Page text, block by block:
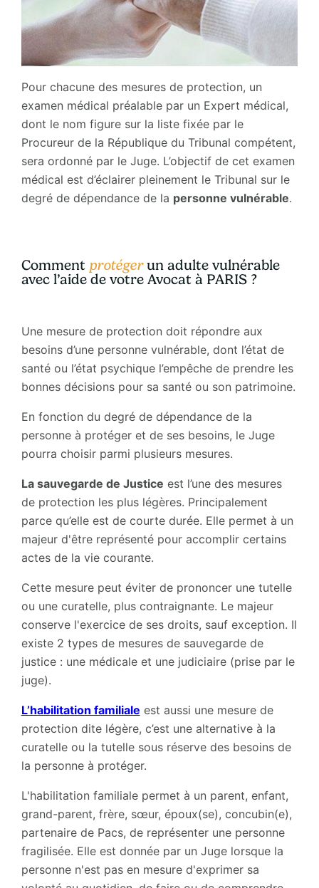
Pour chacune des mesures de protection, un
examen médical préalable par un Expert médical,
dont le nom figure sur la liste fixée par le
Procureur de la République du Tribunal compétent,
sera ordonné par le Juge. L’objectif de cet examen
médical est d’éclairer pleinement le Tribunal sur le
degré de dépendance de la personne vulnérable.
Comment protégerun adulte vulnérable
avec l’aide de votre Avocat à PARIS ?
Une mesure de protection doit répondre aux
besoins d’une personne vulnérable, dont l’état de
santé ou l’état psychique l’empêche de prendre les
bonnes décisions pour sa santé ou son patrimoine.
En fonction du degré de dépendance de la
personne à protéger et de ses besoins, le Juge
pourra choisir parmi plusieurs mesures.
La sauvegarde de Justice est l’une des mesures
de protection les plus légères. Principalement
parce qu’elle est de courte durée. Elle permet à un
majeur d'être représenté pour accomplir certains
actes de la vie courante.
Cette mesure peut éviter de prononcer une tutelle
ou une curatelle, plus contraignante. Le majeur
conserve l'exercice de ses droits, sauf exception. Il
existe 2 types de mesures de sauvegarde de
justice : une médicale et une judiciaire (prise par le
juge).
L’habilitation familiale est aussi une mesure de
protection dite légère, c’est une alternative à la
curatelle ou la tutelle sous réserve des besoins de
la personne à protéger.
L'habilitation familiale permet à un parent, enfant,
grand-parent, frère, sœur, époux(se), concubin(e),
partenaire de Pacs, de représenter une personne
fragilisée. Elle est donnée par un Juge lorsque la
personne n'est pas en mesure d'exprimer sa